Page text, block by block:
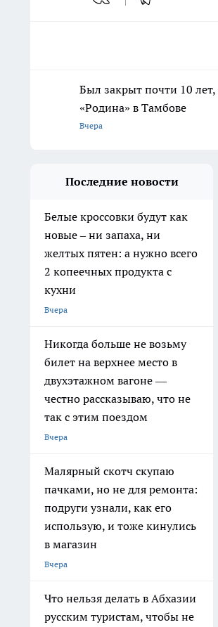
Был закрыт почти 10
«Родина» в Тамбове
Вчера
Последние новости
Белые кроссовки будут как
новые – ни запаха, ни
желтых пятен: а нужно всего
2 копеечных продукта с
кухни
Вчера
Никогда больше не возьму
билет на верхнее место в
двухэтажном вагоне —
честно рассказываю, что не
так с этим поездом
Вчера
Малярный скотч скупаю
пачками, но не для ремонта:
подруги узнали, как его
использую, и тоже кинулись
в магазин
Вчера
Что нельзя делать в Абхазии
русским туристам, чтобы не